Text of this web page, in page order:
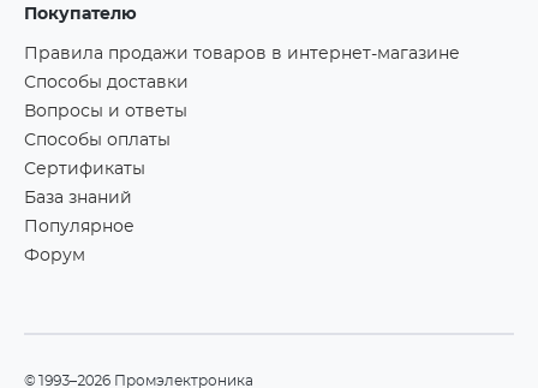
Покупателю
Правила продажи товаров в интернет-магазине
Способы доставки
Вопросы и ответы
Способы оплаты
Сертификаты
База знаний
Популярное
Форум
©1993–2026 Промэлектроника